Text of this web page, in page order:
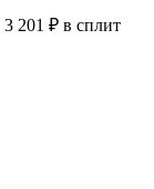
3 201 ₽ в сплит